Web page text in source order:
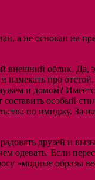
а не основан на
внешний облик.
про
и домом?
особый
по имиджу. За
друзей и
одевать. Если
«модные образы